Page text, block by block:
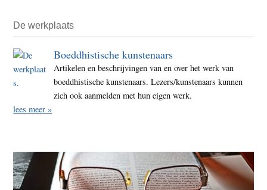
De werkplaats
Boeddhistische kunstenaars
Artikelen en beschrijvingen van en over het werk van
boeddhistische kunstenaars. Lezers/kunstenaars kunnen
zich ook aanmelden met hun eigen werk.
lees meer »